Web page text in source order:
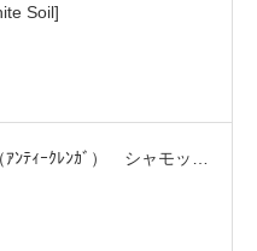
Soil]
ｱﾝﾃｨｰｸﾚﾝｶﾞ） シャモッ…